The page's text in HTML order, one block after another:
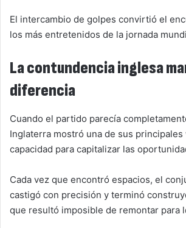
El intercambio de golpes convirtió el
los más entretenidos de la jornada
La contundencia inglesa
diferencia
Cuando el partido parecía
Inglaterra mostró una de sus
capacidad para capitalizar las
Cada vez que encontró espacios, el
castigó con precisión y terminó
que resultó imposible de remontar para